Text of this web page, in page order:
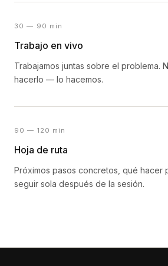
30 — 90 min
Trabajo en vivo
Trabajamos juntas sobre el problema.
hacerlo — lo hacemos.
90 — 120 min
Hoja de ruta
Próximos pasos concretos, qué hacer
seguir sola después de la sesión.